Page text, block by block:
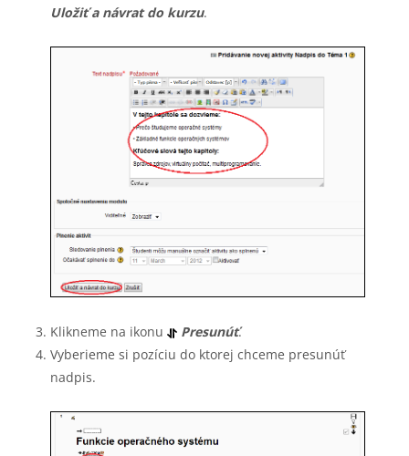
Uložiť a návrat do kurzu.
Klikneme na ikonu Presunúť.
Vyberieme si pozíciu do ktorej chceme presunúť
nadpis.